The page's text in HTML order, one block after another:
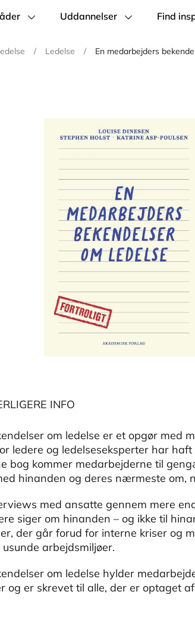
Uddannelser Find
/ Ledelse / En medarbejders
INFO
om ledelse er et opgør med
ledere og ledelseseksperter har
bog kommer medarbejderne til
hinanden og deres nærmeste om,
med ansatte gennem mere
siger om hinanden – og ikke til
der går forud for interne kriser og
arbejdsmiljøer.
om ledelse hylder
og er skrevet til alle, der er optaget